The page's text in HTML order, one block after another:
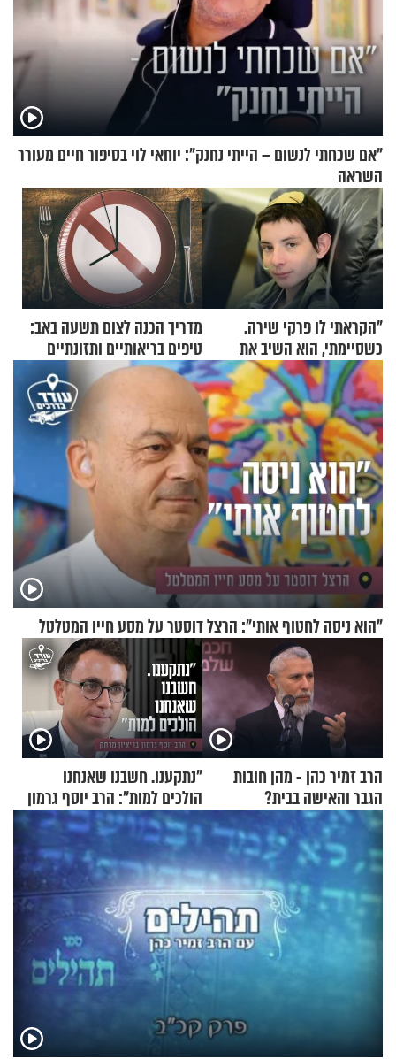
"אם שכחתי לנשום – הייתי נחנק": יוחאי לוי בסיפור חיים מעורר
השראה
"הקראתי לו פרקי שירה.
כשסיימתי, הוא השיב את
נשמתו לבורא"
מדריך הכנה לצום תשעה באב:
טיפים בריאותיים ותזונתיים
לשמירה על הגוף
"הוא ניסה לחטוף אותי": הרצל דוסטר על מסע חייו המטלטל
הרב זמיר כהן - מהן חובות
הגבר והאישה בבית?
"נתקענו. חשבנו שאנחנו
הולכים למות": הרב יוסף גרמון
בריאיון מרתק